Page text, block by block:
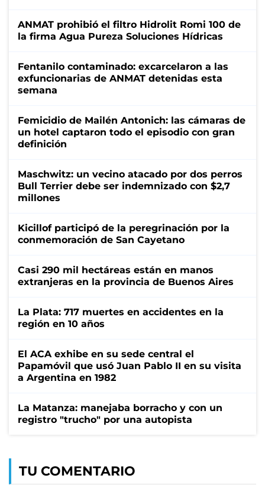
ANMAT prohibió el filtro Hidrolit Romi 100 de
la firma Agua Pureza Soluciones Hídricas
Fentanilo contaminado: excarcelaron a las
exfuncionarias de ANMAT detenidas esta
semana
Femicidio de Mailén Antonich: las cámaras de
un hotel captaron todo el episodio con gran
definición
Maschwitz: un vecino atacado por dos perros
Bull Terrier debe ser indemnizado con $2,7
millones
Kicillof participó de la peregrinación por la
conmemoración de San Cayetano
Casi 290 mil hectáreas están en manos
extranjeras en la provincia de Buenos Aires
La Plata: 717 muertes en accidentes en la
región en 10 años
El ACA exhibe en su sede central el
Papamóvil que usó Juan Pablo II en su visita
a Argentina en 1982
La Matanza: manejaba borracho y con un
registro "trucho" por una autopista
TU COMENTARIO